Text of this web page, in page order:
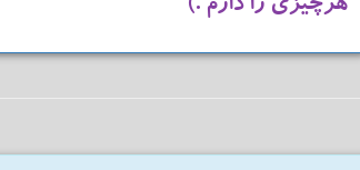
هرچیزی را دارم .)